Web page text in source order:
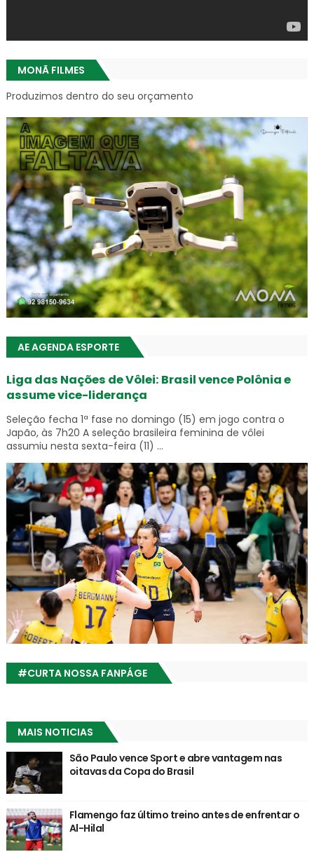
MONÃ FILMES
Produzimos dentro do seu orçamento
AE AGENDA ESPORTE
Liga das Nações de Vôlei: Brasil vence Polônia e
assume vice-liderança
Seleção fecha 1ª fase no domingo (15) em jogo contra o
Japão, às 7h20 A seleção brasileira feminina de vôlei
assumiu nesta sexta-feira (11) ...
#CURTA NOSSA FANPÁGE
MAIS NOTICIAS
São Paulo vence Sport e abre vantagem nas
oitavas da Copa do Brasil
Flamengo faz último treino antes de enfrentar o
Al-Hilal